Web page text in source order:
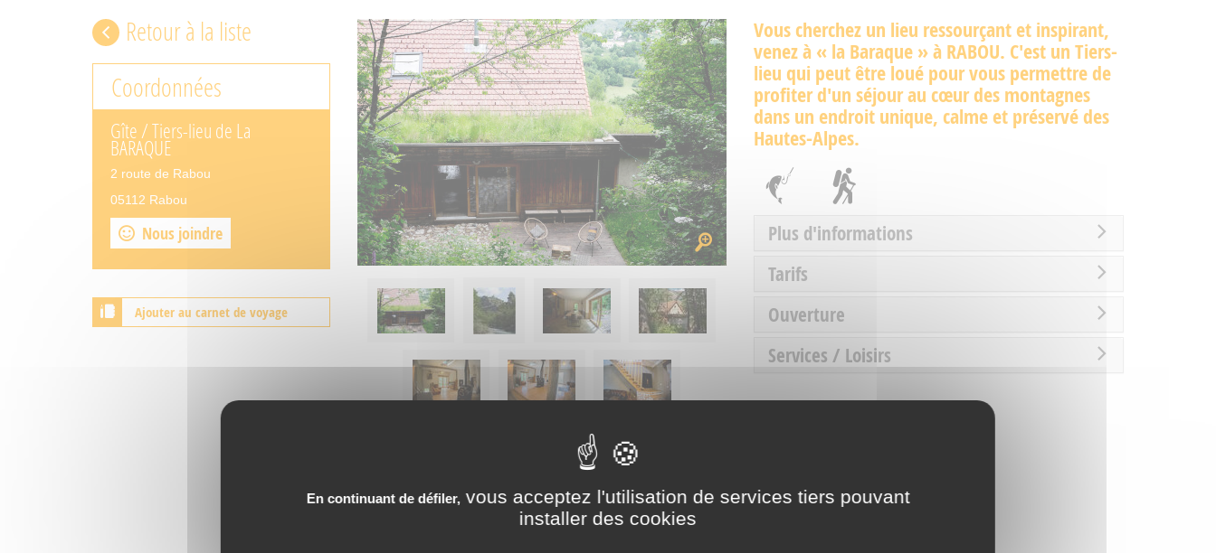
Retour à la liste
Coordonnées
Gîte / Tiers-lieu de La
BARAQUE
2 route de Rabou
05112 Rabou
Nous joindre
Ajouter au carnet de voyage
Vous cherchez un lieu ressourçant et inspirant,
venez à « la Baraque » à RABOU. C'est un Tiers-
lieu qui peut être loué pour vous permettre de
profiter d'un séjour au cœur des montagnes
dans un endroit unique, calme et préservé des
Hautes-Alpes.
Plus d'informations
Tarifs
Ouverture
Services / Loisirs
En continuant de défiler,vous acceptez l'utilisation de services tiers pouvant
installer des cookies